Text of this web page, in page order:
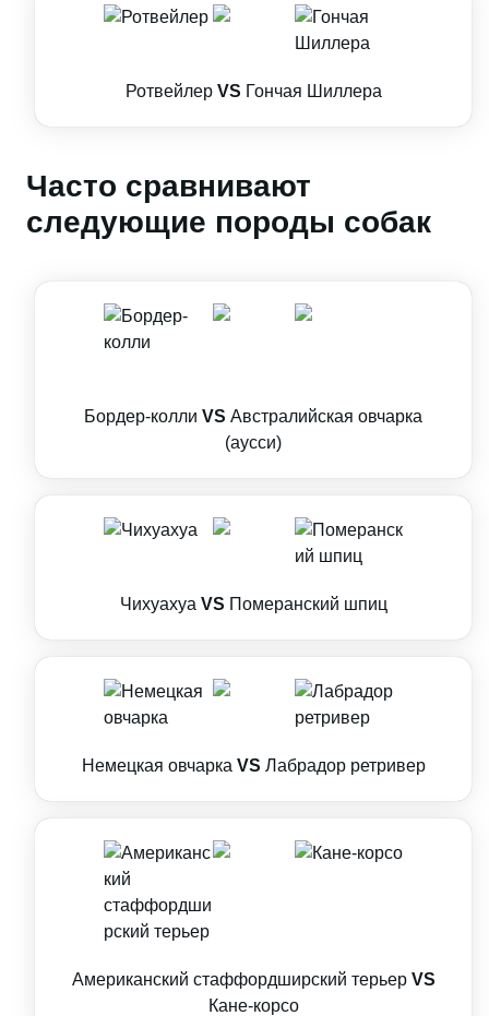
Ротвейлер VS Гончая Шиллера
Часто сравнивают
следующие породы собак
Бордер-колли VS Австралийская овчарка
(аусси)
Чихуахуа VS Померанский шпиц
Немецкая овчарка VS Лабрадор ретривер
Американский стаффордширский терьер VS
Кане-корсо